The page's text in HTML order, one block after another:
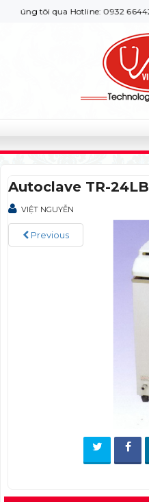
tôi qua Hotline: 0932 664422
Autoclave TR-24LB
VIỆT NGUYỄN
Previous